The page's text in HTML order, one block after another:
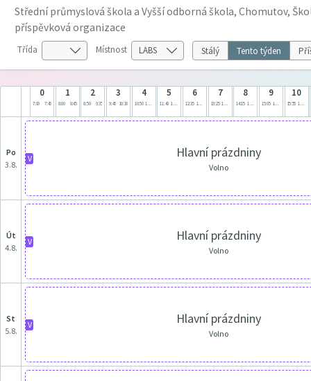
Střední průmyslová škola a Vyšší odborná škola, Chomutov,
příspěvková organizace
Třída Místnost Stálý Tento týden
0
7:00 7:45
1
8:00 8:45
2
8:50 9:35
3
9:45 10:30
4
10:50 11:35
5
11:40 12:25
6
12:35 13:20
7
13:25 14:10
8
14:15 15:00
9
15:05 15:50
10
15:55 16:40
po
3.8.
V Hlavní prázdniny
Volno
út
4.8.
V Hlavní prázdniny
Volno
st
5.8.
V Hlavní prázdniny
Volno